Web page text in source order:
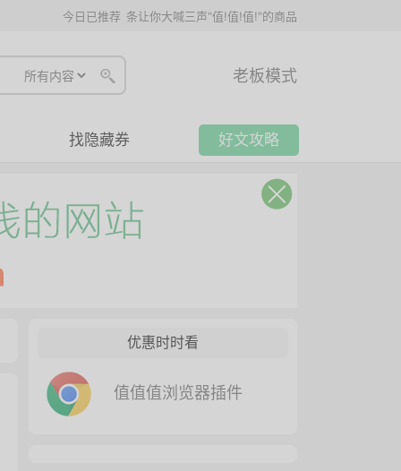
今日已推荐 条让你大喊三声"值!值!值!"的商品
老板模式
找隐藏券 好文攻略
优惠时时看
值值值浏览器插件